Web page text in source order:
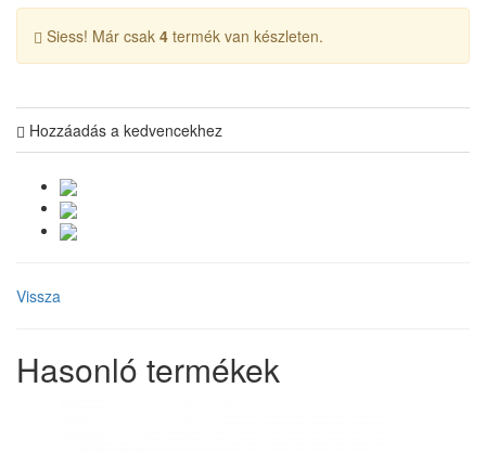
Siess! Már csak 4 termék van készleten.
Hozzáadás a kedvencekhez
Vissza
Hasonló termékek